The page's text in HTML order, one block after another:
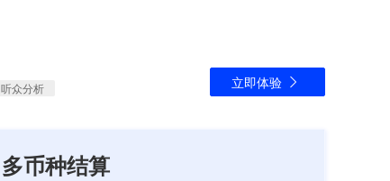
听众分析
多币种结算
立即体验